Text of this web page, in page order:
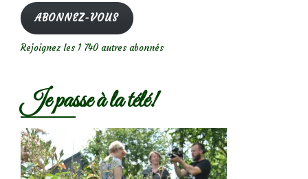
mail
ABONNEZ-VOUS
Rejoignez les 1 740 autres abonnés
Je passe à la télé!